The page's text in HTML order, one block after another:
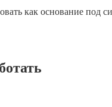
как основание под